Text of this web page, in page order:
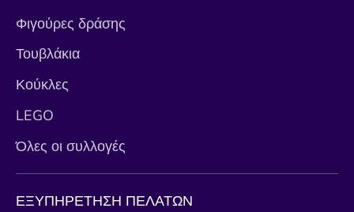
Φιγούρες δράσης
Τουβλάκια
Κούκλες
LEGO
Όλες οι συλλογές
ΕΞΥΠΗΡΕΤΗΣΗ ΠΕΛΑΤΩΝ